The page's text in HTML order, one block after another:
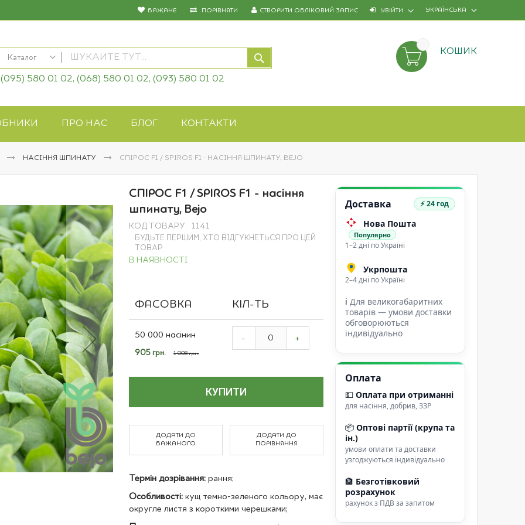
УКРАЇНСЬКА
БАЖАНЕ ПОРІВНЯТИ УВІЙТИ
СТВОРИТИ ОБЛІКОВИЙ ЗАПИС
Каталог
КАТАЛОГ
Укривні матеріали
Товари для дому
Крупи оптом
Польові культури
(095) 580 01 02, (068) 580 01 02, (093) 580 01 02
КОШИК
ПРО НАС БЛОГ КОНТАКТИ
НАСІННЯ ШПИНАТУ СПІРОС F1 / SPIROS F1 - НАСІННЯ ШПИНАТУ, BEJO
СПІРОС F1 / SPIROS F1 - насіння
шпинату, Bejo
КОД ТОВАРУ 1141
БУДЬТЕ ПЕРШИМ, ХТО ВІДГУКНЕТЬСЯ ПРО ЦЕЙ
ТОВАР
В НАЯВНОСТІ
product
ФАСОВКА КІЛ-ТЬ
50 000 насінин
Спеціальна
905 грн. 1 008 грн.
- +
КУПИТИ
ДОДАТИ ДО
БАЖАНОГО
ДОДАТИ ДО
ПОРІВНЯННЯ
Термін дозрівання:рання;
Особливості:кущ темно-зеленого кольору, має
округле листя з короткими черешками;
Доставка ⚡ 24 год
Нова Пошта
Популярно
1–2 дні по Україні
Укрпошта
2–4 дні по Україні
ℹДля великогабаритних
товарів — умови доставки
обговорюються
індивідуально
Оплата
💵Оплата при отриманні
для насіння, добрив, ЗЗР
📦Оптові партії (крупа та
ін.)
умови оплати та доставки
узгоджуються індивідуально
🏦 Безготівковий
розрахунок
рахунок з ПДВ за запитом